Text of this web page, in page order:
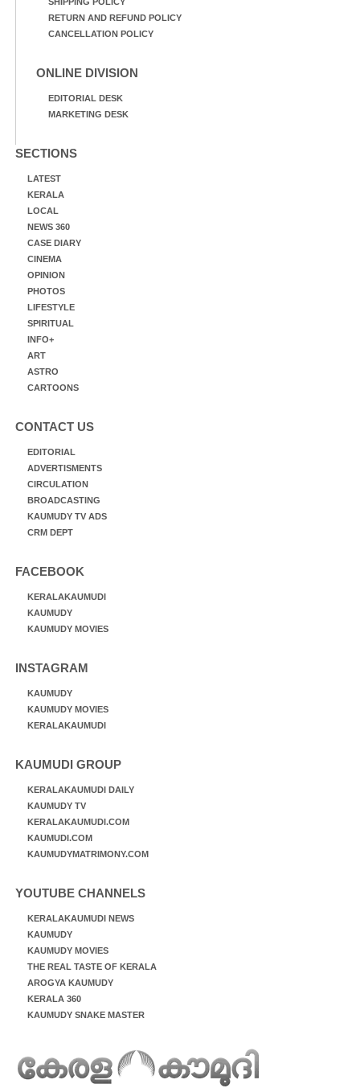
RETURN AND REFUND POLICY
CANCELLATION POLICY
ONLINE DIVISION
EDITORIAL DESK
MARKETING DESK
SECTIONS
LATEST
KERALA
LOCAL
NEWS 360
CASE DIARY
CINEMA
OPINION
PHOTOS
LIFESTYLE
SPIRITUAL
INFO+
ART
ASTRO
CARTOONS
CONTACT US
EDITORIAL
ADVERTISMENTS
CIRCULATION
BROADCASTING
KAUMUDY TV ADS
CRM DEPT
FACEBOOK
KERALAKAUMUDI
KAUMUDY
KAUMUDY MOVIES
INSTAGRAM
KAUMUDY
KAUMUDY MOVIES
KERALAKAUMUDI
KAUMUDI GROUP
KERALAKAUMUDI DAILY
KAUMUDY TV
KERALAKAUMUDI.COM
KAUMUDI.COM
KAUMUDYMATRIMONY.COM
YOUTUBE CHANNELS
KERALAKAUMUDI NEWS
KAUMUDY
KAUMUDY MOVIES
THE REAL TASTE OF KERALA
AROGYA KAUMUDY
KERALA 360
KAUMUDY SNAKE MASTER